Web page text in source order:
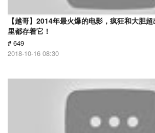
【越哥】2014年最火爆的电影，疯狂和大胆
里都存着它！
# 649
2018-10-16 08:30